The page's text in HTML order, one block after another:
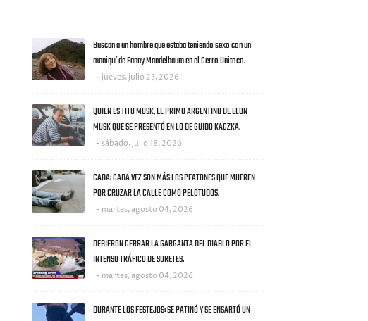
Buscan a un hombre que estaba teniendo sexo con un
maniquí de Fanny Mandelbaum en el Cerro Unitoco.
jueves, julio 23, 2026
QUIEN ES TITO MUSK, EL PRIMO ARGENTINO DE ELON
MUSK QUE SE PRESENTÓ EN LO DE GUIDO KACZKA.
sábado, julio 18, 2026
CABA: CADA VEZ SON MÁS LOS PEATONES QUE MUEREN
POR CRUZAR LA CALLE COMO PELOTUDOS.
martes, agosto 04, 2026
DEBIERON CERRAR LA GARGANTA DEL DIABLO POR EL
INTENSO TRÁFICO DE SORETES.
martes, agosto 04, 2026
DURANTE LOS FESTEJOS: SE PATINÓ Y SE ENSARTÓ UN